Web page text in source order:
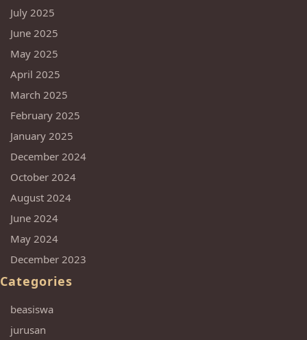
July 2025
June 2025
May 2025
April 2025
March 2025
February 2025
January 2025
December 2024
October 2024
August 2024
June 2024
May 2024
December 2023
Categories
beasiswa
jurusan